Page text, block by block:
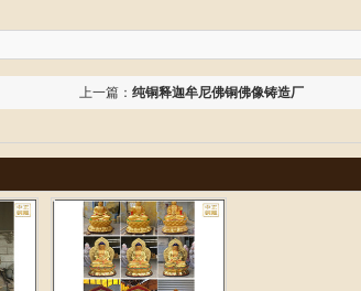
上一篇： 纯铜释迦牟尼佛铜佛像铸造厂